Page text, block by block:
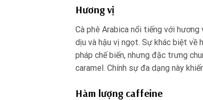
Hương vị
Cà phê Arabica nổi tiếng với
dịu và hậu vị ngọt. Sự khác biệt về
pháp chế biến, nhưng đặc trưng
caramel. Chính sự đa dạng này
Hàm lượng caffeine